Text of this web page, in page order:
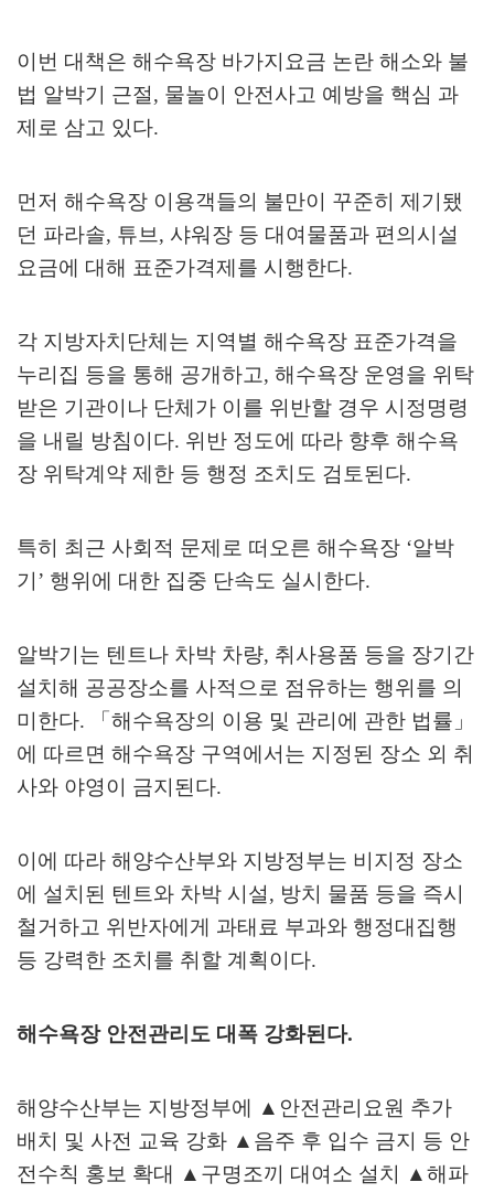
이번 대책은 해수욕장 바가지요금 논란 해소와 불
법 알박기 근절, 물놀이 안전사고 예방을 핵심 과
제로 삼고 있다.
먼저 해수욕장 이용객들의 불만이 꾸준히 제기됐
던 파라솔, 튜브, 샤워장 등 대여물품과 편의시설
요금에 대해 표준가격제를 시행한다.
각 지방자치단체는 지역별 해수욕장 표준가격을
누리집 등을 통해 공개하고, 해수욕장 운영을 위탁
받은 기관이나 단체가 이를 위반할 경우 시정명령
을 내릴 방침이다. 위반 정도에 따라 향후 해수욕
장 위탁계약 제한 등 행정 조치도 검토된다.
특히 최근 사회적 문제로 떠오른 해수욕장 ‘알박
기’ 행위에 대한 집중 단속도 실시한다.
알박기는 텐트나 차박 차량, 취사용품 등을 장기간
설치해 공공장소를 사적으로 점유하는 행위를 의
미한다. 「해수욕장의 이용 및 관리에 관한 법률 」
에 따르면 해수욕장 구역에서는 지정된 장소 외 취
사와 야영이 금지된다.
이에 따라 해양수산부와 지방정부는 비지정 장소
에 설치된 텐트와 차박 시설, 방치 물품 등을 즉시
철거하고 위반자에게 과태료 부과와 행정대집행
등 강력한 조치를 취할 계획이다.
해수욕장 안전관리도 대폭 강화된다.
해양수산부는 지방정부에 ▲ 안전관리요원 추가
배치 및 사전 교육 강화 ▲ 음주 후 입수 금지 등 안
전수칙 홍보 확대 ▲ 구명조끼 대여소 설치 ▲해파